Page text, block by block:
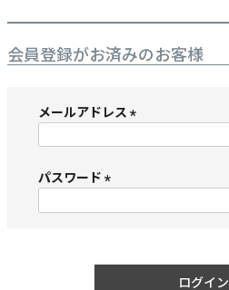
会員登録がお済みのお客様
メールアドレス
)
パスワード
ログイン